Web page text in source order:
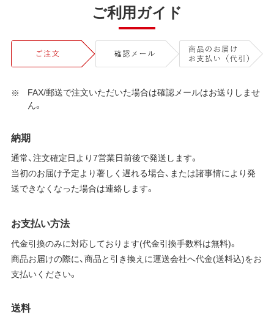
ご利用ガイド
FAX/郵送で注文いただいた場合は確認メールはお送りしませ
ん。
納期
通常、注文確定日より7営業日前後で発送します。
当初のお届け予定より著しく遅れる場合、または諸事情により発
送できなくなった場合は連絡します。
お支払い方法
代金引換のみに対応しております(代金引換手数料は無料)。
商品お届けの際に、商品と引き換えに運送会社へ代金(送料込)をお
支払いください。
送料